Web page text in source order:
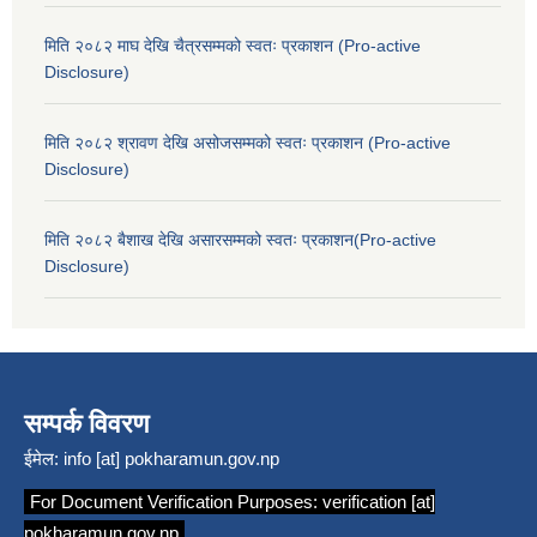
मिति २०८२ माघ देखि चैत्रसम्मको स्वतः प्रकाशन (Pro-active
Disclosure)
मिति २०८२ श्रावण देखि असोजसम्मको स्वतः प्रकाशन (Pro-active
Disclosure)
मिति २०८२ बैशाख देखि असारसम्मको स्वतः प्रकाशन(Pro-active
Disclosure)
सम्पर्क विवरण
ईमेल: info [at] pokharamun.gov.np
For Document Verification Purposes: verification [at]